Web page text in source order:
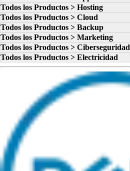
Todos los Productos > Hosting
Todos los Productos > Cloud
Todos los Productos > Backup
Todos los Productos > Marketing
Todos los Productos > Ciberseguridad
Todos los Productos > Electricidad